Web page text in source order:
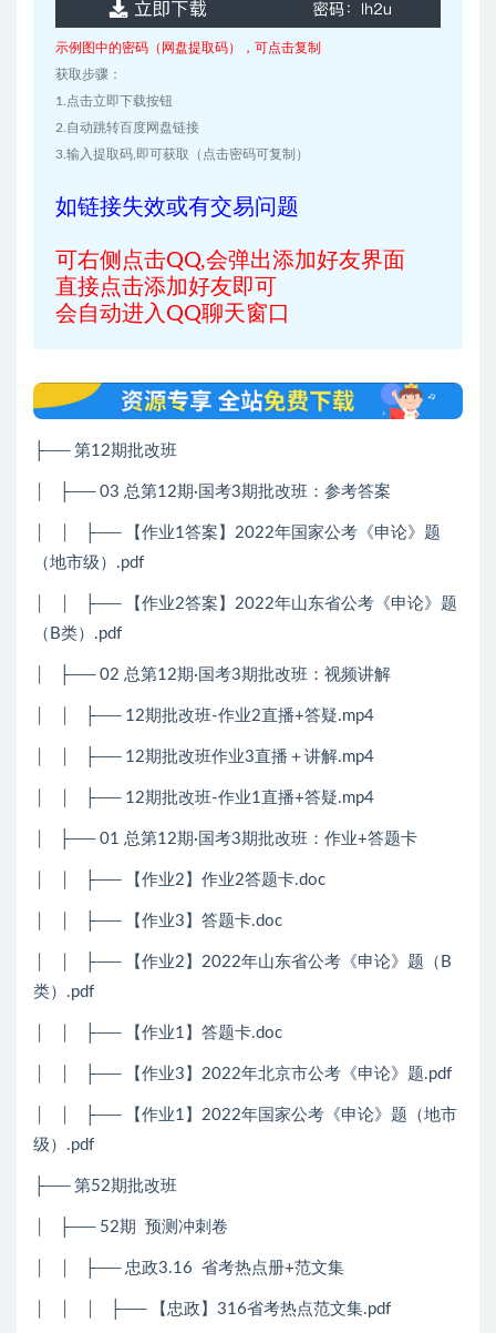
示例图中的密码（网盘提取码），可点击复制
获取步骤：
1.点击立即下载按钮
2.自动跳转百度网盘链接
3.输入提取码,即可获取（点击密码可复制）
如链接失效或有交易问题
可右侧点击QQ,会弹出添加好友界面
直接点击添加好友即可
会自动进入QQ聊天窗口
├── 第12期批改班
│ ├── 03 总第12期·国考3期批改班：参考答案
│ │ ├── 【作业1答案】2022年国家公考《申论》题
（地市级）.pdf
│ │ ├── 【作业2答案】2022年山东省公考《申论》题
（B类）.pdf
│ ├── 02 总第12期·国考3期批改班：视频讲解
│ │ ├── 12期批改班-作业2直播+答疑.mp4
│ │ ├── 12期批改班作业3直播＋讲解.mp4
│ │ ├── 12期批改班-作业1直播+答疑.mp4
│ ├── 01 总第12期·国考3期批改班：作业+答题卡
│ │ ├── 【作业2】作业2答题卡.doc
│ │ ├── 【作业3】答题卡.doc
│ │ ├── 【作业2】2022年山东省公考《申论》题（B
类）.pdf
│ │ ├── 【作业1】答题卡.doc
│ │ ├── 【作业3】2022年北京市公考《申论》题.pdf
│ │ ├── 【作业1】2022年国家公考《申论》题（地市
级）.pdf
├── 第52期批改班
│ ├── 52期 预测冲刺卷
│ │ ├── 忠政3.16 省考热点册+范文集
│ │ │ ├── 【忠政】316省考热点范文集.pdf